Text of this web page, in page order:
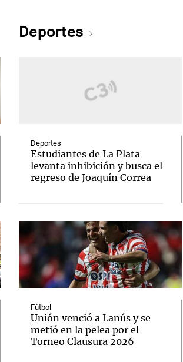
Deportes
Deportes
Estudiantes de La Plata
levanta inhibición y busca el
regreso de Joaquín Correa
Fútbol
Unión venció a Lanús y se
metió en la pelea por el
Torneo Clausura 2026Notas